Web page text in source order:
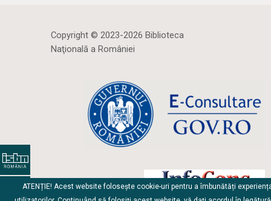
Copyright © 2023-2026 Biblioteca
Naţională a României
ATENȚIE! Acest website folosește cookie-uri pentru a îmbunătăți